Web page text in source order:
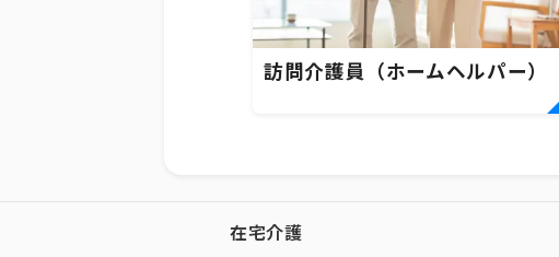
訪問介護員（ホームヘルパー）
在宅介護